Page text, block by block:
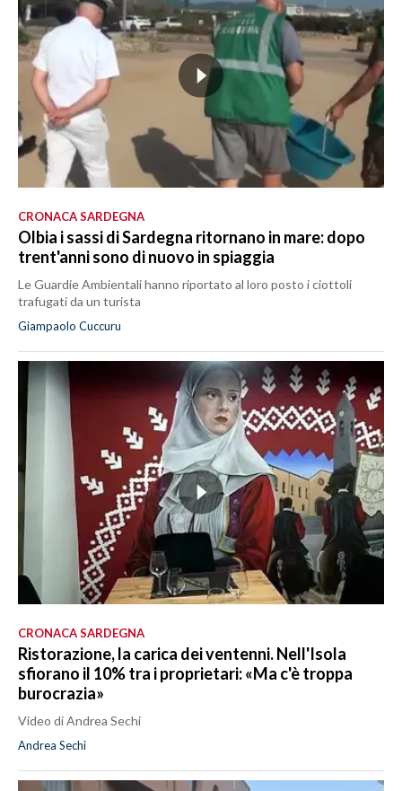
CRONACA SARDEGNA
Olbia i sassi di Sardegna ritornano in mare: dopo
trent'anni sono di nuovo in spiaggia
Le Guardie Ambientali hanno riportato al loro posto i ciottoli
trafugati da un turista
Giampaolo Cuccuru
CRONACA SARDEGNA
Ristorazione, la carica dei ventenni. Nell'Isola
sfiorano il 10% tra i proprietari: «Ma c'è troppa
burocrazia»
Video di Andrea Sechi
Andrea Sechi